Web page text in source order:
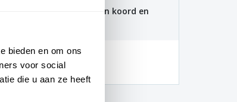
bieden en om ons
voor social
die u aan ze heeft
zijn voorzien van een koord en
van de locatie en